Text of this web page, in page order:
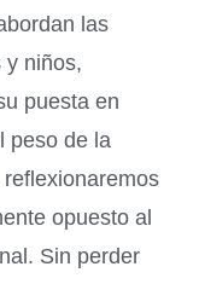
las
y niños,
puesta en
peso de la
opuesto al
Sin perder